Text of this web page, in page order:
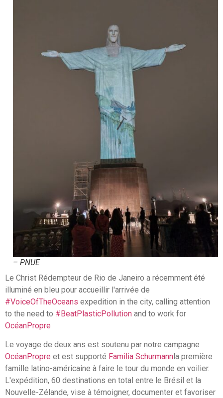
– PNUE
Le Christ Rédempteur de Rio de Janeiro a récemment été
illuminé en bleu pour accueillir l'arrivée de
#VoiceOfTheOceans expedition in the city, calling attention
to the need to #BeatPlasticPollution and to work for
OcéanPropre
Le voyage de deux ans est soutenu par notre campagne
OcéanPropre et est supporté Familia Schurmann la première
famille latino-américaine à faire le tour du monde en voilier.
L'expédition, 60 destinations en total entre le Brésil et la
Nouvelle-Zélande, vise à témoigner, documenter et favoriser